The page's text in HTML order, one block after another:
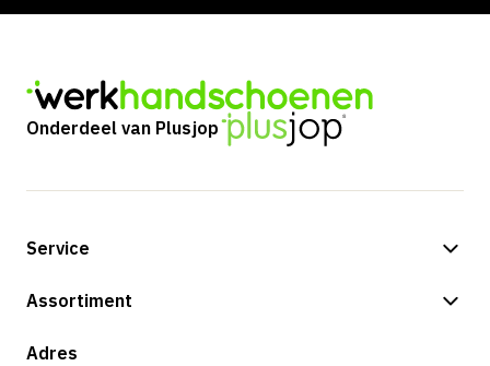
Onderdeel van Plusjop
Service
Betalingsmogelijkheden
Assortiment
Shop
Adres